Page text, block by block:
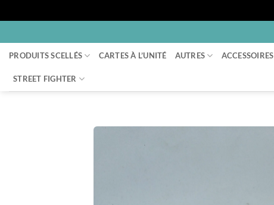
au
contenu
PRODUITS SCELLÉS CARTES À L’UNITÉ AUTRES ACCESSOIRES
STREET FIGHTER